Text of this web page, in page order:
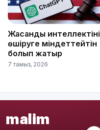
Жасанды интеллектіні
өшіруге міндеттейтін
болып жатыр
7 тамыз, 2026
malim